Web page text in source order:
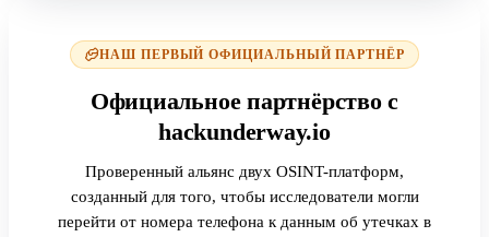
НАШ ПЕРВЫЙ ОФИЦИАЛЬНЫЙ ПАРТНЁР
Официальное партнёрство с
hackunderway.io
Проверенный альянс двух OSINT-платформ,
созданный для того, чтобы исследователи могли
перейти от номера телефона к данным об утечках в